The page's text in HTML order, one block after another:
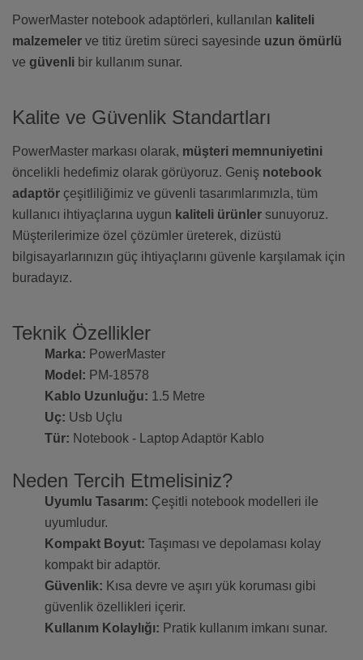
PowerMaster notebook adaptörleri, kullanılan kaliteli
malzemeler ve titiz üretim süreci sayesinde uzun ömürlü
ve güvenli bir kullanım sunar.
Kalite ve Güvenlik Standartları
PowerMaster markası olarak, müşteri memnuniyetini
öncelikli hedefimiz olarak görüyoruz. Geniş notebook
adaptör çeşitliliğimiz ve güvenli tasarımlarımızla, tüm
kullanıcı ihtiyaçlarına uygun kaliteli ürünler sunuyoruz.
Müşterilerimize özel çözümler üreterek, dizüstü
bilgisayarlarınızın güç ihtiyaçlarını güvenle karşılamak için
buradayız.
Teknik Özellikler
Marka: PowerMaster
Model: PM-18578
Kablo Uzunluğu: 1.5 Metre
Uç: Usb Uçlu
Tür: Notebook - Laptop Adaptör Kablo
Neden Tercih Etmelisiniz?
Uyumlu Tasarım: Çeşitli notebook modelleri ile
uyumludur.
Kompakt Boyut: Taşıması ve depolaması kolay
kompakt bir adaptör.
Güvenlik: Kısa devre ve aşırı yük koruması gibi
güvenlik özellikleri içerir.
Kullanım Kolaylığı: Pratik kullanım imkanı sunar.